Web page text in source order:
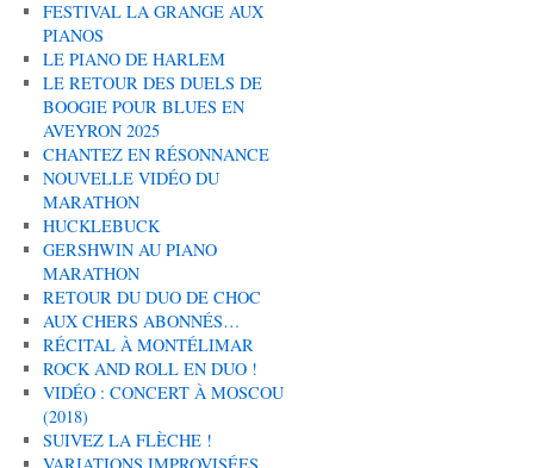
FESTIVAL LA GRANGE AUX
PIANOS
LE PIANO DE HARLEM
LE RETOUR DES DUELS DE
BOOGIE POUR BLUES EN
AVEYRON 2025
CHANTEZ EN RÉSONNANCE
NOUVELLE VIDÉO DU
MARATHON
HUCKLEBUCK
GERSHWIN AU PIANO
MARATHON
RETOUR DU DUO DE CHOC
AUX CHERS ABONNÉS…
RÉCITAL À MONTÉLIMAR
ROCK AND ROLL EN DUO !
VIDÉO : CONCERT À MOSCOU
(2018)
SUIVEZ LA FLÈCHE !